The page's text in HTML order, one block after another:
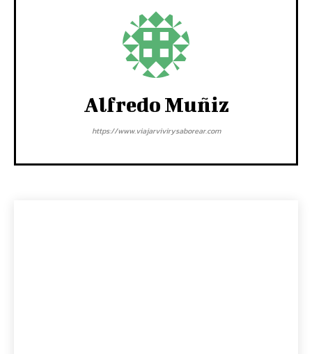
Alfredo Muñiz
https://www.viajarvivirysaborear.com